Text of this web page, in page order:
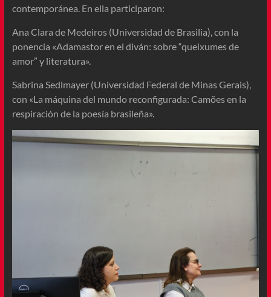
contemporánea. En ella participaron:
Ana Clara de Medeiros (Universidad de Brasilia), con la
ponencia «Adamastor en el diván: sobre “queixumes de
amor” y literatura».
Sabrina Sedlmayer (Universidad Federal de Minas Gerais),
con «La máquina del mundo reconfigurada: Camões en la
respiración de la poesía brasileña».